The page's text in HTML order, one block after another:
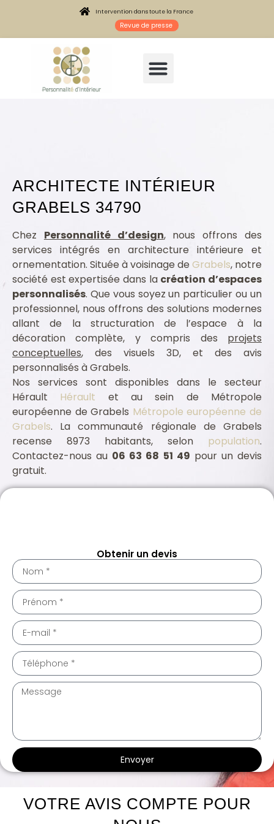
Intervention dans toute la France
Revue de presse
ARCHITECTE INTÉRIEUR
GRABELS 34790
Chez Personnalité d’design, nous offrons des
services intégrés en architecture intérieure et
ornementation. Située à voisinage deGrabels, notre
société est expertisée dans la création d’espaces
personnalisés. Que vous soyez un particulier ou un
professionnel, nous offrons des solutions modernes
allant de la structuration de l’espace à la
décoration complète, y compris des projets
conceptuelles, des visuels 3D, et des avis
personnalisés à Grabels.
Nos services sont disponibles dans le secteur
Hérault Hérault et au sein de Métropole
européenne de Grabels Métropole européenne de
Grabels. La communauté régionale de Grabels
recense 8973 habitants, selon population.
Contactez-nous au 06 63 68 51 49 pour un devis
gratuit.
Obtenir un devis
Envoyer
VOTRE AVIS COMPTE POUR